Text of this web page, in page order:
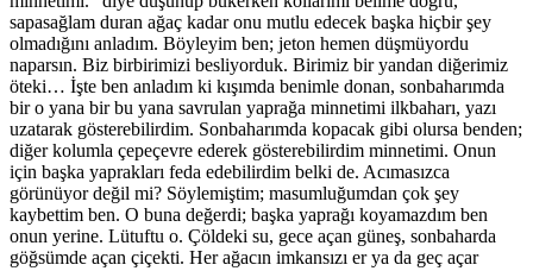
sapasağlam duran ağaç kadar onu mutlu edecek başka hiçbir şey
olmadığını anladım. Böyleyim ben; jeton hemen düşmüyordu
naparsın. Biz birbirimizi besliyorduk. Birimiz bir yandan diğerimiz
öteki… İşte ben anladım ki kışımda benimle donan, sonbaharımda
bir o yana bir bu yana savrulan yaprağa minnetimi ilkbaharı, yazı
uzatarak gösterebilirdim. Sonbaharımda kopacak gibi olursa benden;
diğer kolumla çepeçevre ederek gösterebilirdim minnetimi. Onun
için başka yaprakları feda edebilirdim belki de. Acımasızca
görünüyor değil mi? Söylemiştim; masumluğumdan çok şey
kaybettim ben. O buna değerdi; başka yaprağı koyamazdım ben
onun yerine. Lütuftu o. Çöldeki su, gece açan güneş, sonbaharda
göğsümde açan çiçekti. Her ağacın imkansızı er ya da geç açar